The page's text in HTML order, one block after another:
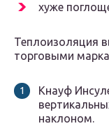
хуже
Теплоизоляция
торговыми
Кнауф
наклоном.